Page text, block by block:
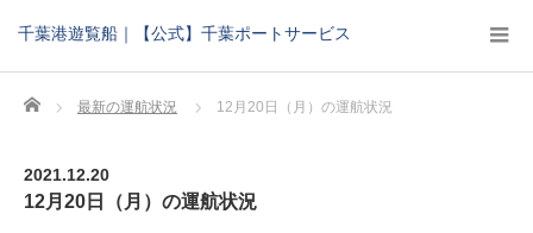
千葉港遊覧船｜【公式】千葉ポートサービス
Home 最新の運航状況 12月20日（月）の運航状況
2021.12.20
12月20日（月）の運航状況